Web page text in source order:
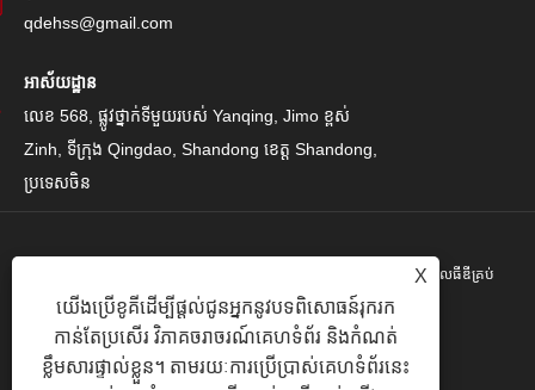
qdehss@gmail.com
អាស័យដ្ឋាន
លេខ 568, ផ្លូវថ្នាក់ទីមួយរបស់ Yanqing, Jimo ខ្ពស់
Zinh, ទីក្រុង Qingdao, Shandong ខេត្ត Shandong,
ប្រទេសចិន
រក្សាសិទ្ធិ© 2024 Qingdao Eihe Steel Steel Gropspors គ្រុបគ្រុបខូអិលធីឌីគ្រប់
បែបយ៉ាង។
Links | Sitemap | RSS | XML | គោលការណ៍ឯកជនភាព
X
យើងប្រើខូគីដើម្បីផ្តល់ជូនអ្នកនូវបទពិសោធន៍រុករក
កាន់តែប្រសើរ វិភាគចរាចរណ៍គេហទំព័រ និងកំណត់
ខ្លឹមសារផ្ទាល់ខ្លួន។ តាមរយៈការប្រើប្រាស់គេហទំព័រនេះ